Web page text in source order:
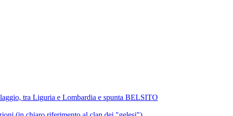
tra Liguria e Lombardia e spunta BELSITO